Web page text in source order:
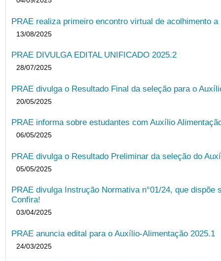
PRAE realiza primeiro encontro virtual de acolhimento
13/08/2025
PRAE DIVULGA EDITAL UNIFICADO 2025.2
28/07/2025
PRAE divulga o Resultado Final da seleção para o
20/05/2025
PRAE informa sobre estudantes com Auxílio
06/05/2025
PRAE divulga o Resultado Preliminar da seleção do
05/05/2025
PRAE divulga Instrução Normativa n°01/24, que
Confira!
03/04/2025
PRAE anuncia edital para o Auxílio-Alimentação 2025.1
24/03/2025